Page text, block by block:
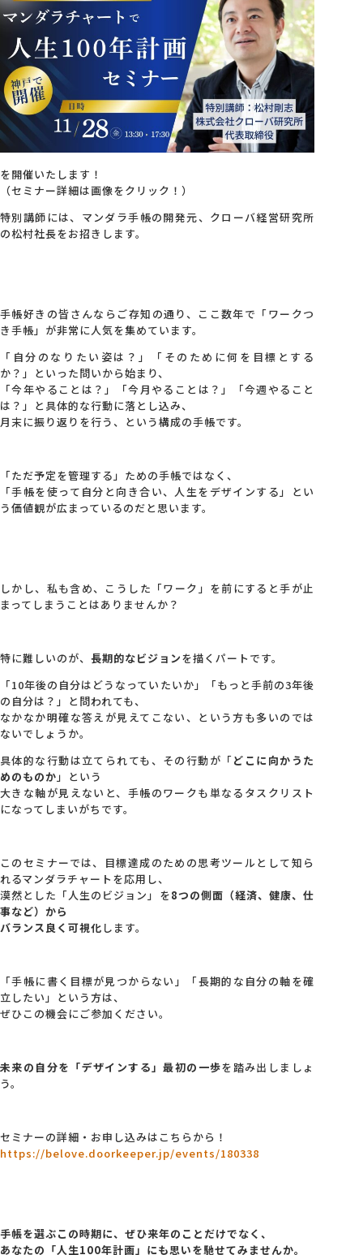
を開催いたします！
（セミナー詳細は画像をクリック！）
特別講師には、マンダラ手帳の開発元、クローバ経営研究所
の松村社長をお招きします。
手帳好きの皆さんならご存知の通り、ここ数年で「ワークつ
き手帳」が非常に人気を集めています。
「自分のなりたい姿は？」「そのために何を目標とする
か？」といった問いから始まり、
「今年やることは？」「今月やることは？」「今週やること
は？」と具体的な行動に落とし込み、
月末に振り返りを行う、という構成の手帳です。
「ただ予定を管理する」ための手帳ではなく、
「手帳を使って自分と向き合い、人生をデザインする」とい
う価値観が広まっているのだと思います。
しかし、私も含め、こうした「ワーク」を前にすると手が止
まってしまうことはありませんか？
特に難しいのが、 長期的なビジョンを描くパートです。
「10年後の自分はどうなっていたいか」「もっと手前の3年後
の自分は？」と問われても、
なかなか明確な答えが見えてこない、という方も多いのでは
ないでしょうか。
具体的な行動は立てられても、その行動が「どこに向かうた
めのものか 」という
大きな軸が見えないと、手帳のワークも単なるタスクリスト
になってしまいがちです。
このセミナーでは、目標達成のための思考ツールとして知ら
れるマンダラチャートを応用し、
漠然とした「人生のビジョン」を8つの側面（経済、健康、仕
事など）から
バランス良く可視化 します。
「手帳に書く目標が見つからない」「長期的な自分の軸を確
立したい」という方は、
ぜひこの機会にご参加ください。
未来の自分を「デザインする」最初の一歩を踏み出しましょ
う。
セミナーの詳細・お申し込みはこちらから！
https://belove.doorkeeper.jp/events/180338
手帳を選ぶこの時期に、ぜひ来年のことだけでなく、
あなたの「人生100年計画」にも思いを馳せてみませんか。